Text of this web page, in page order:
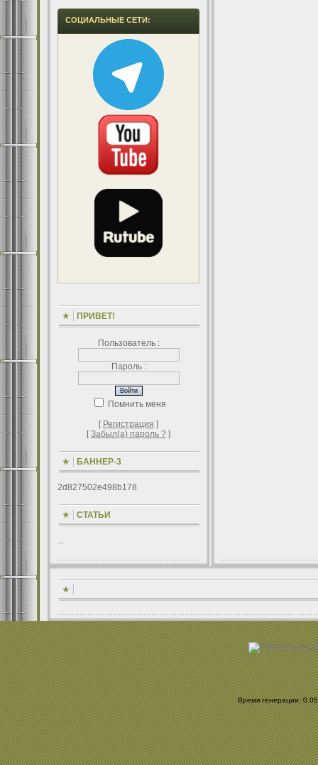
СОЦИАЛЬНЫЕ СЕТИ:
ПРИВЕТ!
Пользователь :
Пароль :
Помнить меня
[ Регистрация ]
[Забыл(а) пароль ? ]
БАННЕР-3
2d827502e498b178
СТАТЬИ
...
Время генерации: